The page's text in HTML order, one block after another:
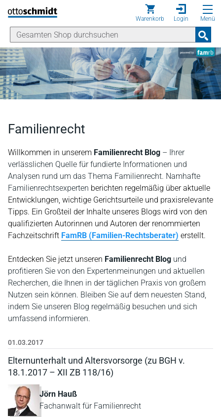
Direkt zum Inhalt
Warenkorb Login Menü
Familienrecht
Willkommen in unserem Familienrecht Blog – Ihrer
verlässlichen Quelle für fundierte Informationen und
Analysen rund um das Thema Familienrecht. Namhafte
Familienrechtsexperten berichten regelmäßig über aktuelle
Entwicklungen, wichtige Gerichtsurteile und praxisrelevante
Tipps. Ein Großteil der Inhalte unseres Blogs wird von den
qualifizierten Autorinnen und Autoren der renommierten
Fachzeitschrift FamRB (Familien-Rechtsberater) erstellt.
Entdecken Sie jetzt unseren Familienrecht Blog und
profitieren Sie von den Expertenmeinungen und aktuellen
Recherchen, die Ihnen in der täglichen Praxis von großem
Nutzen sein können. Bleiben Sie auf dem neuesten Stand,
indem Sie unseren Blog regelmäßig besuchen und sich
umfassend informieren.
01.03.2017
Elternunterhalt und Altersvorsorge (zu BGH v.
18.1.2017 – XII ZB 118/16)
Jörn Hauß
Fachanwalt für Familienrecht